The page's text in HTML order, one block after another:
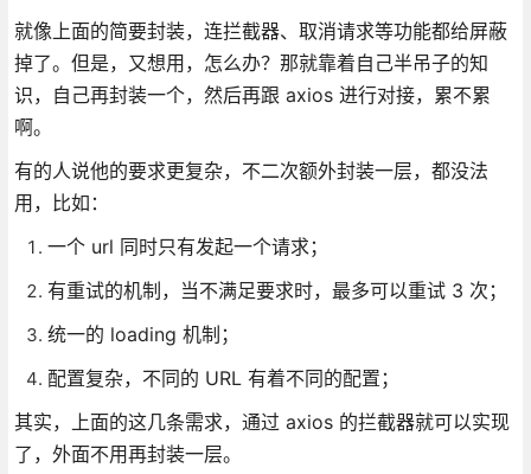
就像上面的简要封装，连拦截器、取消请求等功能都给屏蔽
掉了。但是，又想用，怎么办？那就靠着自己半吊子的知
识，自己再封装一个，然后再跟 axios 进行对接，累不累
啊。
有的人说他的要求更复杂，不二次额外封装一层，都没法
用，比如：
一个 url 同时只有发起一个请求；
有重试的机制，当不满足要求时，最多可以重试 3 次；
统一的 loading 机制；
配置复杂，不同的 URL 有着不同的配置；
其实，上面的这几条需求，通过 axios 的拦截器就可以实现
了，外面不用再封装一层。